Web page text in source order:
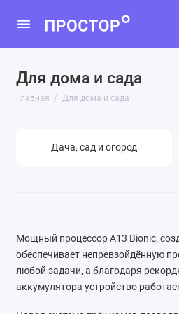
Для дома и сада
Главная Для дома и сада
Дача, сад и огород
Дача, сад и огород
Мощный процессор A13 Bionic,
обеспечивает непревзойдённую
любой задачи, а благодаря
аккумулятора устройство